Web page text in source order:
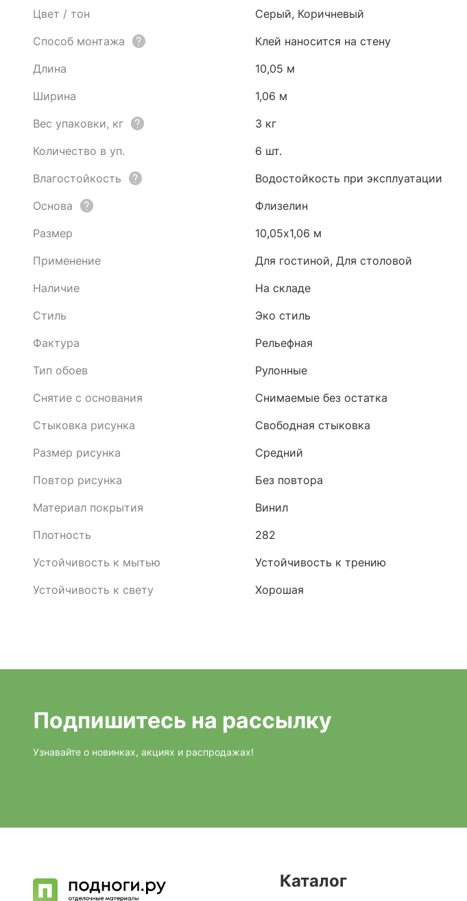
Цвет / тон
Серый, Коричневый
Способ монтажа
Клей наносится на стену
Длина
10,05 м
Ширина
1,06 м
Вес упаковки, кг
3 кг
Количество в уп.
6 шт.
Влагостойкость
Водостойкость при эксплуатации
Основа
Флизелин
Размер
10,05х1,06 м
Применение
Для гостиной, Для столовой
Наличие
На складе
Стиль
Эко стиль
Фактура
Рельефная
Тип обоев
Рулонные
Снятие с основания
Снимаемые без остатка
Стыковка рисунка
Свободная стыковка
Размер рисунка
Средний
Повтор рисунка
Без повтора
Материал покрытия
Винил
Плотность
282
Устойчивость к мытью
Устойчивость к трению
Устойчивость к свету
Хорошая
Подпишитесь на рассылку
Узнавайте о новинках, акциях и распродажах!
Каталог